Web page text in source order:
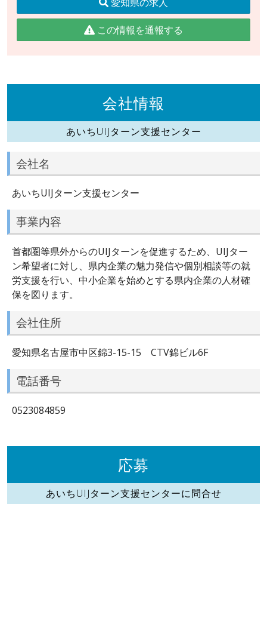
この情報を通報する
会社情報
あいちUIJターン支援センター
会社名
あいちUIJターン支援センター
事業内容
首都圏等県外からのUIJターンを促進するため、UIJター
ン希望者に対し、県内企業の魅力発信や個別相談等の就
労支援を行い、中小企業を始めとする県内企業の人材確
保を図ります。
会社住所
愛知県名古屋市中区錦3-15-15 CTV錦ビル6F
電話番号
0523084859
応募
あいちUIJターン支援センターに問合せ